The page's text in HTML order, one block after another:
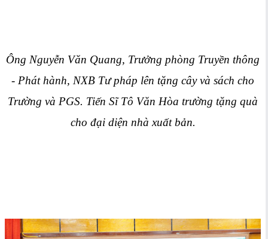
Ông Nguyễn Văn Quang, Trưởng phòng Truyền thông
- Phát hành, NXB Tư pháp lên tặng cây và sách cho
Trường và PGS. Tiến Sĩ Tô Văn Hòa trường tặng quà
cho đại diện nhà xuất bản.